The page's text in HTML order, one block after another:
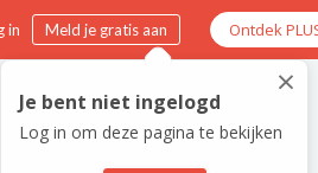
in Meld je gratis aan Ontdek
×
Je bent niet ingelogd
Log in om deze pagina te bekijken